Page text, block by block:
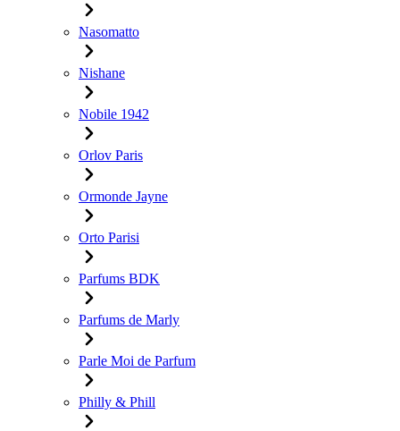
Nasomatto
Nishane
Nobile 1942
Orlov Paris
Ormonde Jayne
Orto Parisi
Parfums BDK
Parfums de Marly
Parle Moi de Parfum
Philly & Phill